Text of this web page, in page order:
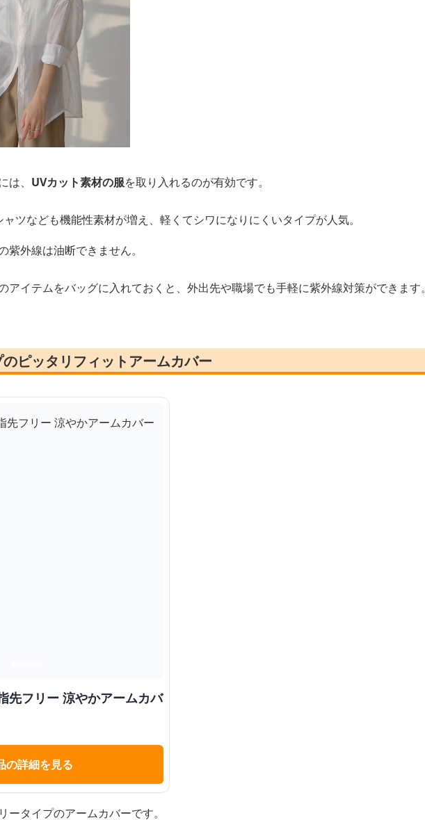
、 UVカット素材の服を取り入れるのが有効です。
ツなども機能性素材が増え、軽くてシワになりにくいタイプが人気。
紫外線は油断できません。
アイテムをバッグに入れておくと、外出先や職場でも手軽に紫外線対策ができます。
ピッタリフィットアームカバー
先フリー 涼やかアームカバ
の詳細を見る
ータイプのアームカバーです。